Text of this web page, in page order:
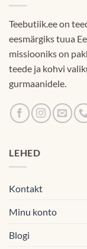
Teebutiik.ee on
eesmärgiks tuua
missiooniks on
teede ja kohvi
gurmaanidele.
LEHED
Kontakt
Minu konto
Blogi